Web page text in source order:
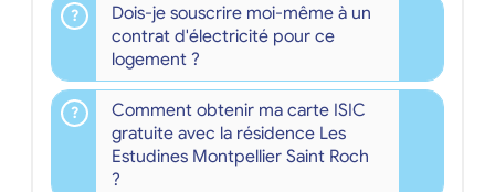
Dois-je souscrire moi-même à un
contrat d'électricité pour ce
logement ?
Comment obtenir ma carte ISIC
gratuite avec la résidence Les
Estudines Montpellier Saint Roch
?